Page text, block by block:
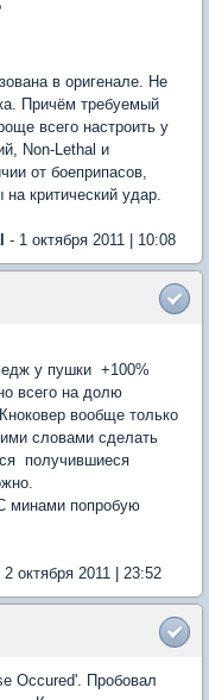
в оригенале. Не
Причём требуемый
всего настроить у
Non-Lethal и
от боеприпасов,
критический удар.
- 1 октября 2011 | 10:08
у пушки  +100%
всего на долю
вообще только
словами сделать
 получившиеся
минами попробую
2 октября 2011 | 23:52
Occured'. Пробовал